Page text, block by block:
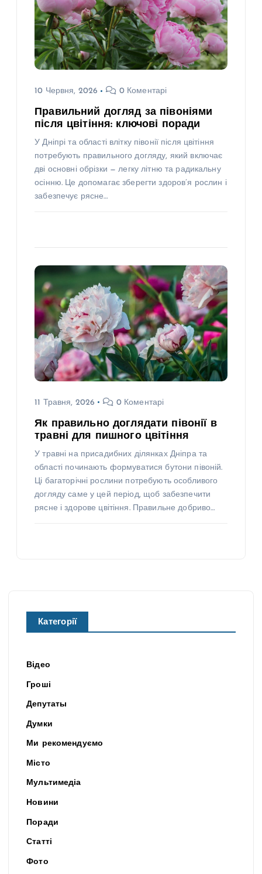
10 Червня, 2026 0 Коментарі
Правильний догляд за півоніями
після цвітіння: ключові поради
У Дніпрі та області влітку півонії після цвітіння
потребують правильного догляду, який включає
дві основні обрізки — легку літню та радикальну
осінню. Це допомагає зберегти здоров’я рослин і
забезпечує рясне…
11 Травня, 2026 0 Коментарі
Як правильно доглядати півонії в
травні для пишного цвітіння
У травні на присадибних ділянках Дніпра та
області починають формуватися бутони півоній.
Ці багаторічні рослини потребують особливого
догляду саме у цей період, щоб забезпечити
рясне і здорове цвітіння. Правильне добриво…
Категорії
Відео
Гроші
Депутаты
Думки
Ми рекомендуємо
Місто
Мультимедіа
Новини
Поради
Статті
Фото